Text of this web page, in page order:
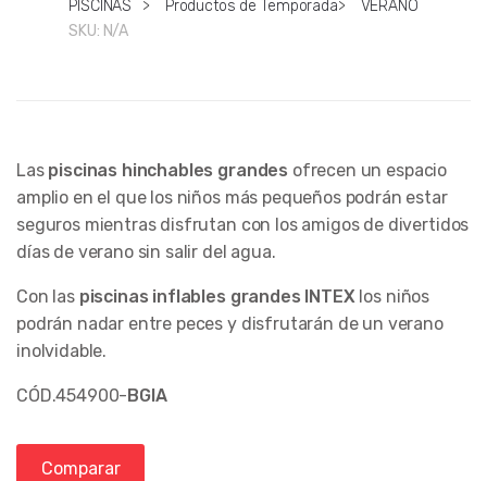
PISCINAS > Productos de Temporada>
VERANO
SKU: N/A
Las piscinas hinchables grandes ofrecen un espacio
amplio en el que los niños más pequeños podrán estar
seguros mientras disfrutan con los amigos de divertidos
días de verano sin salir del agua.
Con las piscinas inflables grandes INTEXlos niños
podrán nadar entre peces y disfrutarán de un verano
inolvidable.
CÓD.454900- BGIA
Comparar